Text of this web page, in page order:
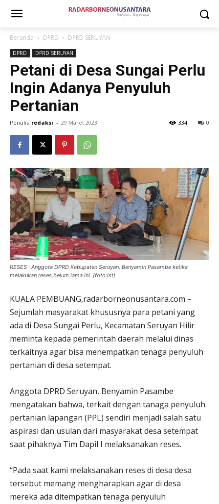
Beranda DPRD DPRD SERUYAN
DPRD DPRD SERUYAN
Petani di Desa Sungai Perlu
Ingin Adanya Penyuluh
Pertanian
Penulis redaksi - 29 Maret 2023 0
334
RESES : Anggota DPRD Kabupaten Seruyan, Benyamin Pasambe ketika
melakukan reses,belum lama ini. (foto:ist)
KUALA PEMBUANG,radarborneonusantara.com –
Sejumlah masyarakat khususnya para petani yang
ada di Desa Sungai Perlu, Kecamatan Seruyan Hilir
meminta kepada pemerintah daerah melalui dinas
terkaitnya agar bisa menempatkan tenaga penyuluh
pertanian di desa setempat.
Anggota DPRD Seruyan, Benyamin Pasambe
mengatakan bahwa, terkait dengan tanaga penyuluh
pertanian lapangan (PPL) sendiri menjadi salah satu
aspirasi dan usulan dari masyarakat desa setempat
saat pihaknya Tim Dapil I melaksanakan reses.
“Pada saat kami melaksanakan reses di desa desa
tersebut memang mengharapkan agar di desa
mereka ada ditempatkan tenaga penyuluh